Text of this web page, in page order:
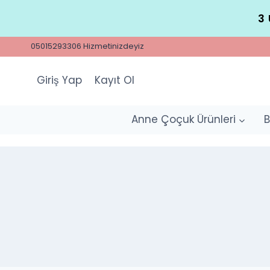
content
3
05015293306 Hizmetinizdeyiz
Giriş Yap Kayıt Ol
Anne Çoçuk Ürünleri